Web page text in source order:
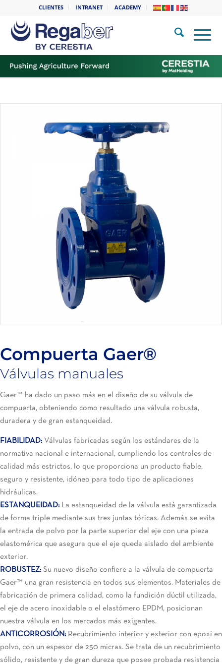
CLIENTES INTRANET ACADEMY
Compuerta Gaer®
Válvulas manuales
Gaer ™ ha dado un paso más en el diseño de su válvula de
compuerta, obteniendo como resultado una válvula robusta,
duradera y de gran estanqueidad.
FIABILIDAD: Válvulas fabricadas según los estándares de la
normativa nacional e internacional, cumpliendo los controles de
calidad más estrictos, lo que proporciona un producto fiable,
seguro y resistente, idóneo para todo tipo de aplicaciones
hidráulicas.
ESTANQUEIDAD:
La estanqueidad de la válvula está garantizada
de forma triple mediante sus tres juntas tóricas. Además se evita
la entrada de polvo por la parte superior del eje con una pieza
elastomérica que asegura que el eje queda aislado del ambiente
exterior.
ROBUSTEZ: Su nuevo diseño confiere a la válvula de compuerta
Gaer ™ una gran resistencia en todos sus elementos. Materiales de
fabricación de primera calidad, como la fundición dúctil utilizada,
el eje de acero inoxidable o el elastómero EPDM, posicionan
nuestra válvula en los mercados más exigentes.
ANTICORROSIÓN: Recubrimiento interior y exterior con epoxi en
polvo, con un espesor de 250 micras. Se trata de un recubrimiento
sólido, resistente y de gran dureza que posee probada resistencia